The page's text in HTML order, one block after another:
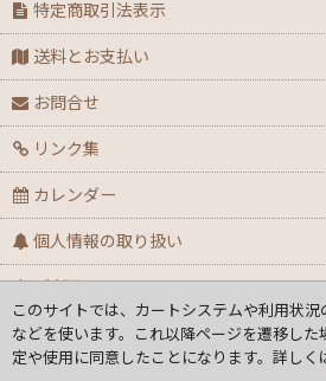
特定商取引法表示
送料とお支払い
お問合せ
リンク集
カレンダー
個人情報の取り扱い
ご利用ガイド
Copyright(C) Ｏｃｔ Corporation.
このサイトでは、カートシステムや利用状
などを使います。これ以降ページを遷移し
定や使用に同意したことになります。詳しく